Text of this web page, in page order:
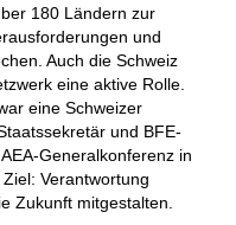
180 Ländern zur
und
Auch die Schweiz
eine aktive Rolle.
eine Schweizer
und BFE-
Generalkonferenzin
Verantwortung
Zukunft mitgestalten.